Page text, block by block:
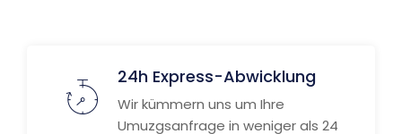
24h Express-Abwicklung
Wir kümmern uns um Ihre
Umuzgsanfrage in weniger als 24